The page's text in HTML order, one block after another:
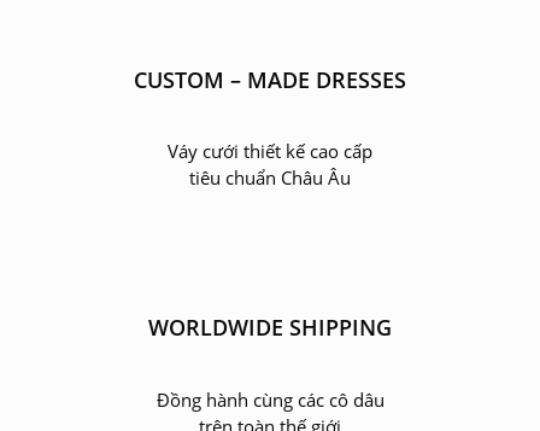
CUSTOM – MADE DRESSES
Váy cưới thiết kế cao cấp
tiêu chuẩn Châu Âu
WORLDWIDE SHIPPING
Đồng hành cùng các cô dâu
trên toàn thế giới